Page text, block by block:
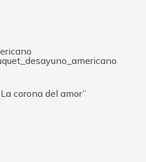
corona del amor”